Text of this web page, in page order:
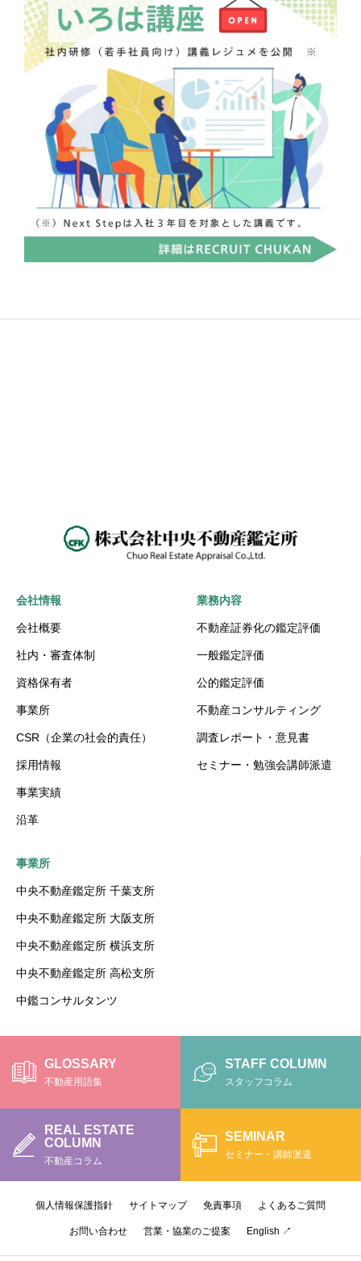
会社情報
会社概要
社内・審査体制
資格保有者
事業所
CSR（企業の社会的責任）
採用情報
事業実績
沿革
業務内容
不動産証券化の鑑定評価
一般鑑定評価
公的鑑定評価
不動産コンサルティング
調査レポート・意見書
セミナー・勉強会講師派遣
事業所
中央不動産鑑定所 千葉支所
中央不動産鑑定所 大阪支所
中央不動産鑑定所 横浜支所
中央不動産鑑定所 高松支所
中鑑コンサルタンツ
GLOSSARY
不動産用語集
STAFF COLUMN
スタッフコラム
REAL ESTATE
COLUMN
不動産コラム
SEMINAR
セミナー・講師派遣
個人情報保護指針 サイトマップ 免責事項 よくあるご質問
お問い合わせ 営業・協業のご提案 English ↗